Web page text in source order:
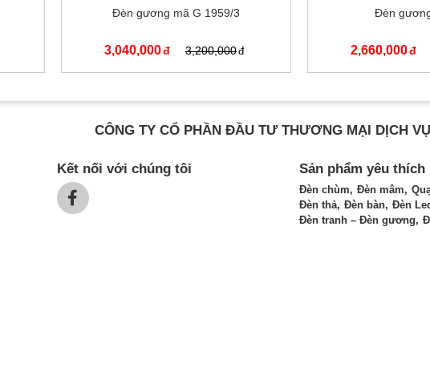
Đèn gương mã G 1959/3
3,040,000 3,200,000
Đèn
2,660,000
CÔNG TY CỔ PHẦN ĐẦU TƯ THƯƠNG MẠI DỊCH
Kết nối với chúng tôi Sản phẩm yêu thích
Đèn chùm Đèn mâm
Đèn thả
Đèn bàn
Đèn
Đèn tranh – Đèn gương